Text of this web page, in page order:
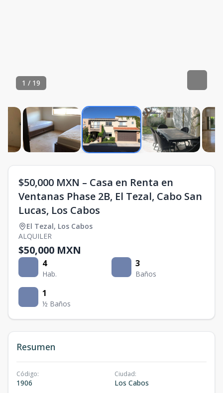
1 / 19
$50,000 MXN – Casa en Renta en
Ventanas Phase 2B, El Tezal, Cabo San
Lucas, Los Cabos
El Tezal, Los Cabos
ALQUILER
$50,000 MXN
4
Hab.
3
Baños
1
½ Baños
Resumen
Código:
1906
Ciudad:
Los Cabos